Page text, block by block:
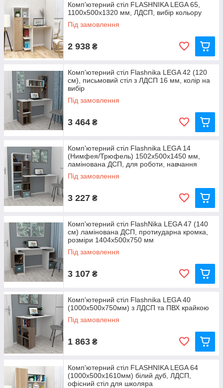
Комп'ютерний стіл FLASHNIKA LEGA 65,
1100x500x1320 мм, ЛДСП, вибір кольору
Під замовлення
2 938 ₴
Комп'ютерний стіл Flashnika LEGA 42 (120
см), письмовий стіл з ЛДСП 16 мм, колір на
вибір
Під замовлення
3 464 ₴
Комп'ютерний стіл Flashnika LEGA 14
(Нимфея/Трюфель) 1502х500х1450 мм,
ламінована ДСП, для роботи, навчання
Під замовлення
3 227 ₴
Комп'ютерний стіл FlashNika LEGA 47 (140
см) ламінована ДСП, протиударна кромка,
розміри 1404x500x750 мм
Під замовлення
3 107 ₴
Комп'ютерний стіл Flashnika LEGA 40
(1000х500х750мм) з ЛДСП та ПВХ крайкою
Під замовлення
1 863 ₴
Комп'ютерний стіл FLASHNIKA LEGA 64
(1000x500x1610мм) білий дуб, ЛДСП,
офісний стіл для школяра